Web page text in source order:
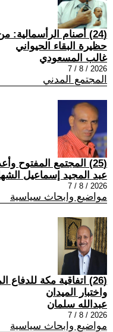
(24) أصنام الرأسمالية:
حظيرة البقاء الحيواني
غالب المسعودي
2026 / 8 / 7
المجتمع المدني
(25) المجتمع المفتوح وأعداؤه
عبد المجيد إسماعيل
2026 / 8 / 7
مواضيع وابحاث سياسية
(26) اتفاقية مكة
واختبار الميدان
عبدالله سلمان
2026 / 8 / 7
مواضيع وابحاث سياسية